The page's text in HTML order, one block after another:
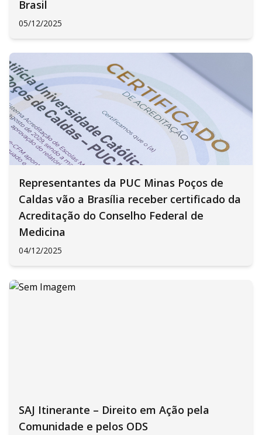
Brasil
05/12/2025
Representantes da PUC Minas Poços de
Caldas vão a Brasília receber certificado da
Acreditação do Conselho Federal de
Medicina
04/12/2025
SAJ Itinerante – Direito em Ação pela
Comunidade e pelos ODS